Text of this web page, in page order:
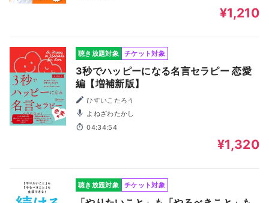
¥1,210
聴き放題対象 チケット対象
3秒でハッピーになる名言セラピー 恋愛
編【増補新版】
ひすいこたろう
よねざわたかし
04:34:54
¥1,320
聴き放題対象 チケット対象